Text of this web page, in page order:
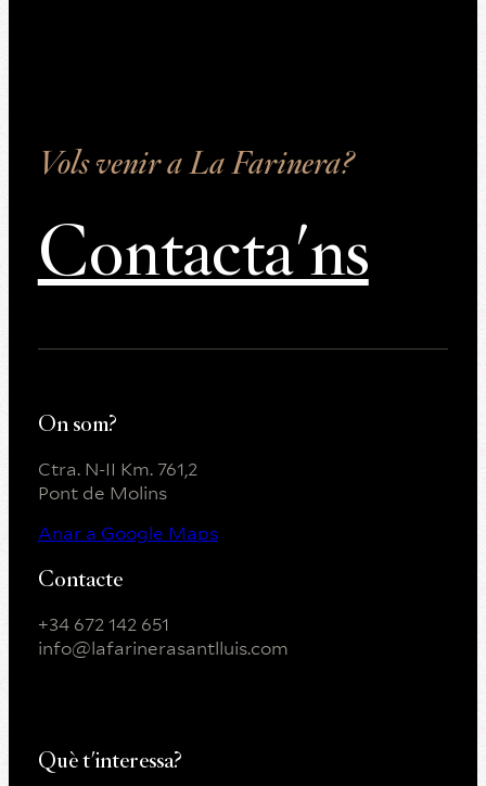
Vols venir a La Farinera?
Contacta'ns
On som?
Ctra. N-II Km. 761,2
Pont de Molins
Anar a Google Maps
Contacte
+34 672 142 651
info@lafarinerasantlluis.com
Què t'interessa?